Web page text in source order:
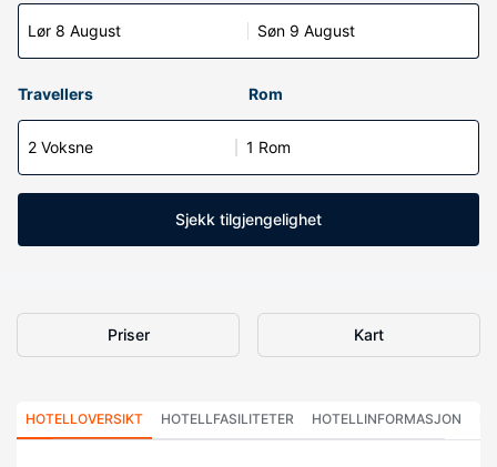
Lør 8 August Søn 9 August
Travellers Rom
2 Voksne 1 Rom
Sjekk tilgjengelighet
Priser Kart
HOTELLOVERSIKT HOTELLFASILITETER HOTELLINFORMASJON